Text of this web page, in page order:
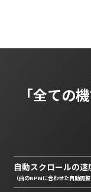
「全ての
自動スクロールの速
（曲のBPMに合わせた自動調整